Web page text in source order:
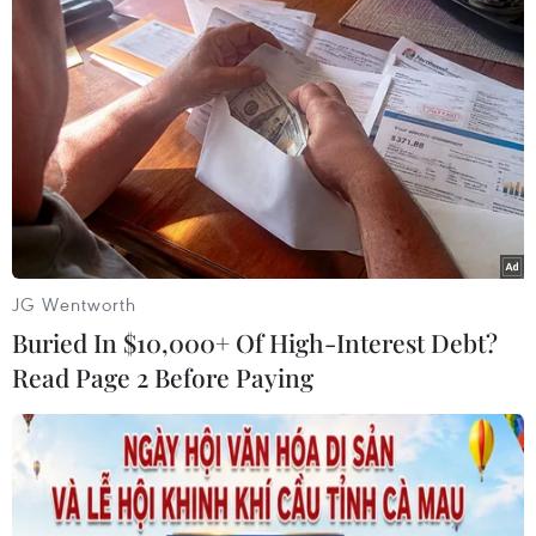
khoản giao thông với tài khoản thanh toán. Mặt
khác, VETC vẫn đang tiếp tục giải bài toán kỹ
thuật để việc kết nối được thuận lợi, không gián
đoạn,” ông Thắng chia sẻ.
Tài khoản giao thông sẽ mở ra khả năng thanh toán được nhiều
dịch vụ. (Ảnh: PV/Vietnam+)
Theo bà Nguyễn Thị Ngọc Trang, Phó Tổng
Giám đốc Công ty cổ phần Giao thông số Việt
JG Wentworth
Buried In $10,000+ Of High-Interest Debt?
Read Page 2 Before Paying